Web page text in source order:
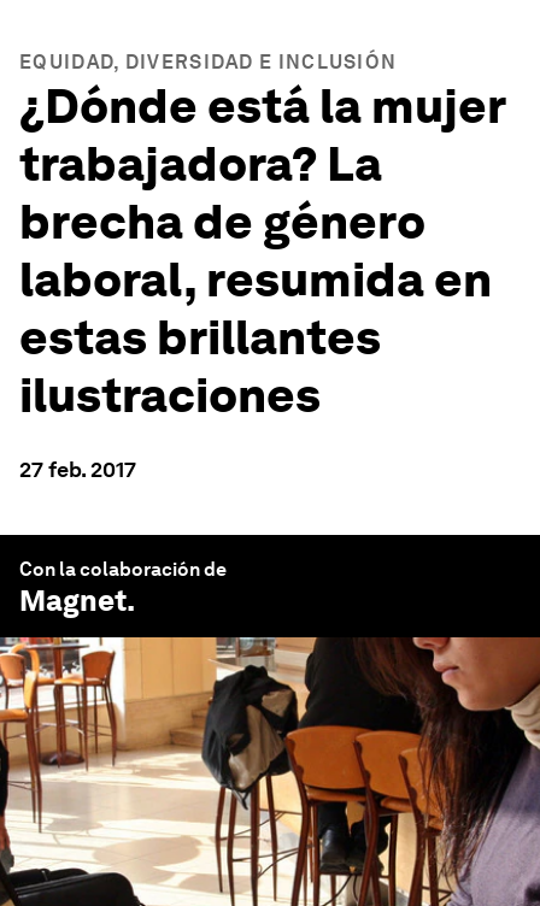
EQUIDAD, DIVERSIDAD E INCLUSIÓN
¿Dónde está la mujer
trabajadora? La
brecha de género
laboral, resumida en
estas brillantes
ilustraciones
27 feb. 2017
Con la colaboración de
Magnet.